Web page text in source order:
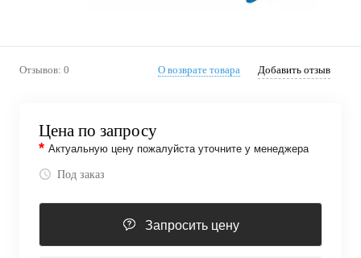
Отзывов: 0 О возврате товара Добавить отзыв
Цена по запросу
* Актуальную цену пожалуйста уточните у менеджера
Под заказ
Запросить цену